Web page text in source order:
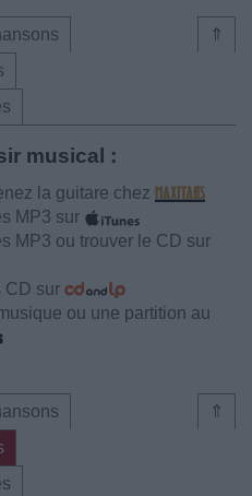
⇑
musical :
la guitare chez
MP3 sur
MP3 ou trouver le CD sur
CD sur
ou une partition au
⇑